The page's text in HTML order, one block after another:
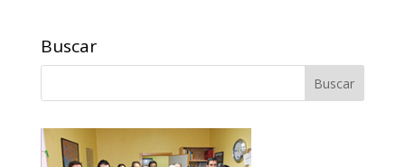
Buscar